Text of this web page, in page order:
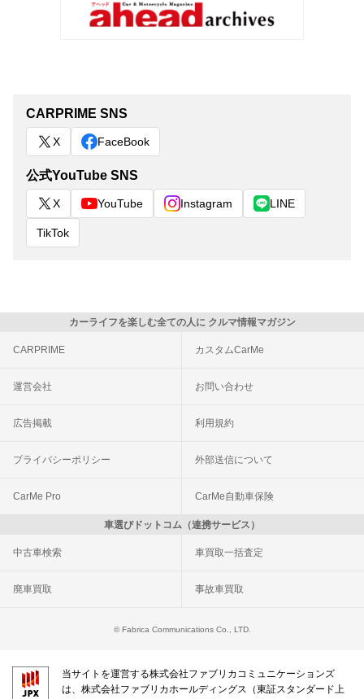
CARPRIME SNS
X FaceBook
公式YouTube SNS
X YouTube Instagram LINE
TikTok
カーライフを楽しむ全ての人に クルマ情報マガジン
CARPRIME カスタムCarMe
運営会社 お問い合わせ
広告掲載 利用規約
プライバシーポリシー 外部送信について
CarMe Pro CarMe自動車保険
車選びドットコム（連携サービス）
中古車検索 車買取一括査定
廃車買取 事故車買取
© Fabrica Communications Co., LTD.
当サイトを運営する株式会社ファブリカコミュニケーションズ
は、株式会社ファブリカホールディングス（東証スタンダード上